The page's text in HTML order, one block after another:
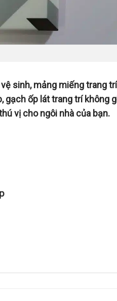
sinh, mảng miếng trang
gạch ốp lát trang trí không
vị cho ngôi nhà của bạn.